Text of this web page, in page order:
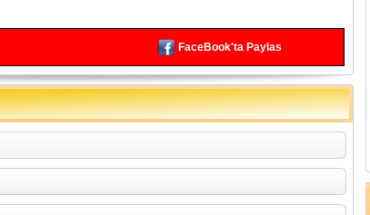
FaceBook'ta Paylas